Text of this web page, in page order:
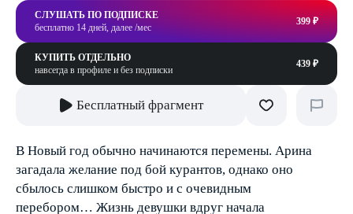
СЛУШАТЬ ПО ПОДПИСКЕ
бесплатно 14 дней, далее /мес
399 ₽
КУПИТЬ ОТДЕЛЬНО
навсегда в профиле и без подписки
439 ₽
Бесплатный фрагмент
В Новый год обычно начинаются перемены. Арина
загадала желание под бой курантов, однако оно
сбылось слишком быстро и с очевидным
перебором… Жизнь девушки вдруг начала